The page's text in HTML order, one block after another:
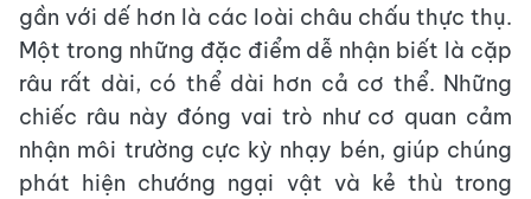
gần với dế hơn là các loài châu chấu thực thụ.
Một trong những đặc điểm dễ nhận biết là cặp
râu rất dài, có thể dài hơn cả cơ thể. Những
chiếc râu này đóng vai trò như cơ quan cảm
nhận môi trường cực kỳ nhạy bén, giúp chúng
phát hiện chướng ngại vật và kẻ thù trong